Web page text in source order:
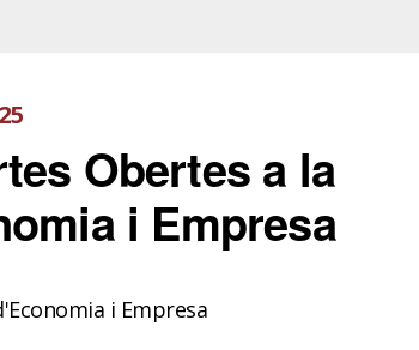
Obertes a la
i Empresa
i Empresa